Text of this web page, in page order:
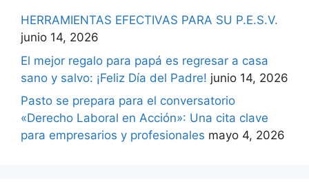
HERRAMIENTAS EFECTIVAS PARA SU P.E.S.V.
junio 14, 2026
El mejor regalo para papá es regresar a casa
sano y salvo: ¡Feliz Día del Padre! junio 14, 2026
Pasto se prepara para el conversatorio
«Derecho Laboral en Acción»: Una cita clave
para empresarios y profesionales mayo 4, 2026